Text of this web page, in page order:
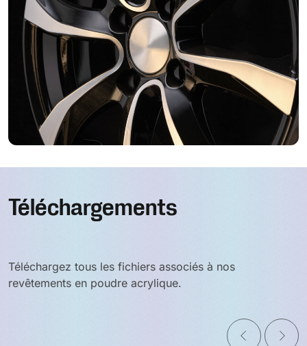
Téléchargements
Téléchargez tous les fichiers associés à nos
revêtements en poudre acrylique.